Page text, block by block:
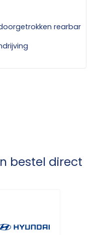
rearbar
bestel direct